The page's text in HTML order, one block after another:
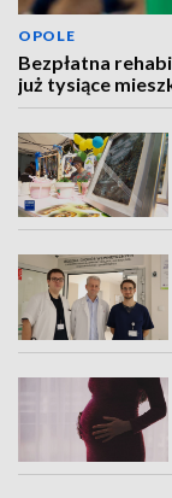
OPOLE
Bezpłatna
już tysiące